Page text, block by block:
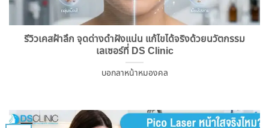
รีวิวเคสฝ้าลึก จุดด่างดำฝังแน่น แก้ไขได้จริงด้วยนวัตกรรม
เลเซอร์ที่ DS Clinic
บอกลาหน้าหมองคล